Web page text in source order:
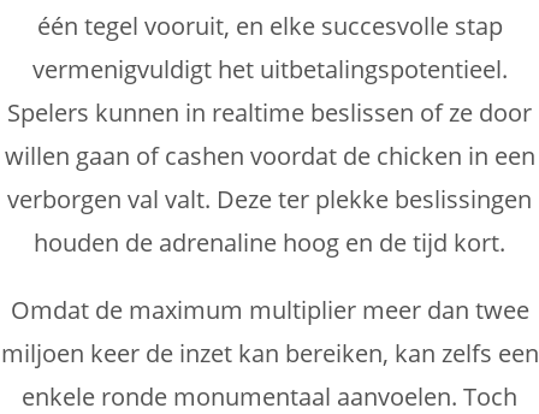
één tegel vooruit, en elke succesvolle stap
vermenigvuldigt het uitbetalingspotentieel.
Spelers kunnen in realtime beslissen of ze door
willen gaan of cashen voordat de chicken in een
verborgen val valt. Deze ter plekke beslissingen
houden de adrenaline hoog en de tijd kort.
Omdat de maximum multiplier meer dan twee
miljoen keer de inzet kan bereiken, kan zelfs een
enkele ronde monumentaal aanvoelen. Toch